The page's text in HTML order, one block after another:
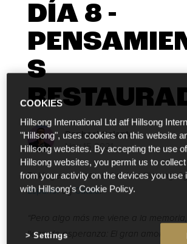
DÍA 8 -
S
Raphael Galante
Nov 15 2021
Beklager, denne post er kun
EspañologCatalà.
“Pero algo más me viene a la memoria,
llena de esperanza: El gran amor del
COOKIES
Hillsong International Ltd atf Hillsong
"Hillsong", uses cookies on this website
Hillsong websites. By accepting the use
Hillsong websites, you permit us to
from your activity on the devices you use
with Hillsong's Cookie Policy.
Settings